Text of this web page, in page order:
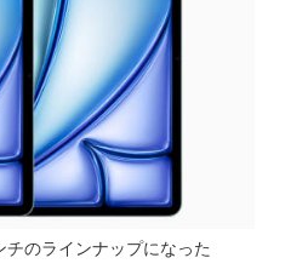
のラインナップになった